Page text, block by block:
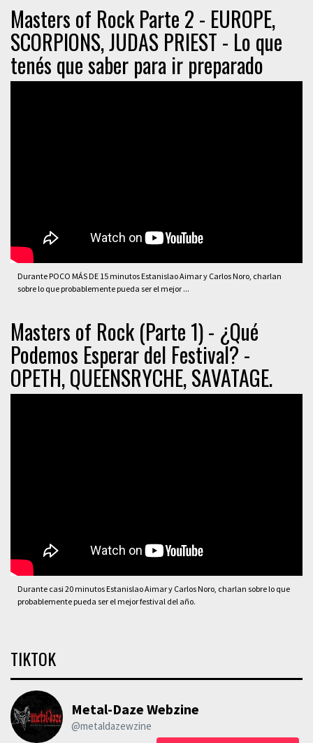
Masters of Rock Parte 2 - EUROPE,
SCORPIONS, JUDAS PRIEST - Lo que
tenés que saber para ir preparado
Durante POCO MÁS DE 15 minutos Estanislao Aimar y Carlos Noro, charlan
sobre lo que probablemente pueda ser el mejor ...
Masters of Rock (Parte 1) - ¿Qué
Podemos Esperar del Festival? -
OPETH, QUEENSRYCHE, SAVATAGE.
Durante casi 20 minutos Estanislao Aimar y Carlos Noro, charlan sobre lo que
probablemente pueda ser el mejor festival del año.
TIKTOK
Metal-Daze Webzine
@metaldazewzine